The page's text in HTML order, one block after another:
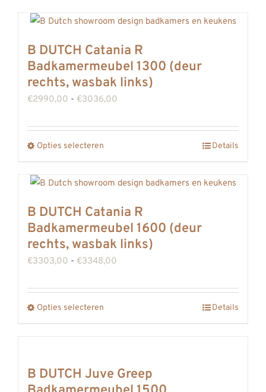
B DUTCH Catania R
Badkamermeubel 1300 (deur
rechts, wasbak links)
€2990,00 - €3036,00
tot
Opties selecteren
heeft
variaties.
Deze
optie
gekozen
Details
B DUTCH Catania R
Badkamermeubel 1600 (deur
rechts, wasbak links)
€3303,00 - €3348,00
tot
Opties selecteren
variaties.
Details
B DUTCH Juve Greep